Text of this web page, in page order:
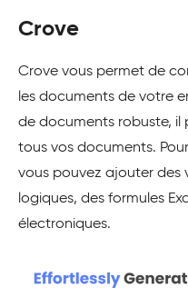
Crove
Crove vous permet de
les documents de votre
de documents robuste,
tous vos documents.
vous pouvez ajouter des
logiques, des formules
électroniques.